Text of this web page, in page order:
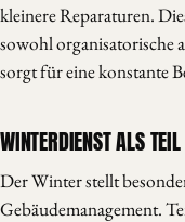
kleinere Reparaturen.
sowohl organisatorische
sorgt für eine konstante
WINTERDIENST ALS
Der Winter stellt
Gebäudemanagement.